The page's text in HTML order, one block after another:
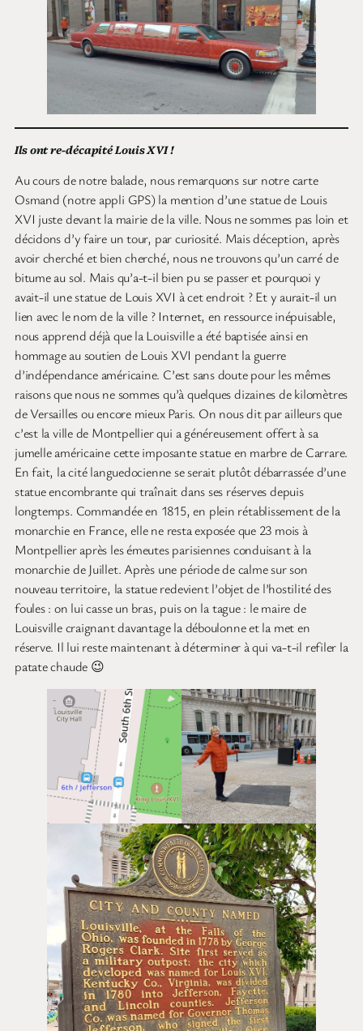
Ils ont re-décapité Louis XVI !
Au cours de notre balade, nous remarquons sur notre carte
Osmand (notre appli GPS) la mention d’une statue de Louis
XVI juste devant la mairie de la ville. Nous ne sommes pas loin et
décidons d’y faire un tour, par curiosité. Mais déception, après
avoir cherché et bien cherché, nous ne trouvons qu’un carré de
bitume au sol. Mais qu’a-t-il bien pu se passer et pourquoi y
avait-il une statue de Louis XVI à cet endroit ? Et y aurait-il un
lien avec le nom de la ville ? Internet, en ressource inépuisable,
nous apprend déjà que la Louisville a été baptisée ainsi en
hommage au soutien de Louis XVI pendant la guerre
d’indépendance américaine. C’est sans doute pour les mêmes
raisons que nous ne sommes qu’à quelques dizaines de kilomètres
de Versailles ou encore mieux Paris. On nous dit par ailleurs que
c’est la ville de Montpellier qui a généreusement offert à sa
jumelle américaine cette imposante statue en marbre de Carrare.
En fait, la cité languedocienne se serait plutôt débarrassée d’une
statue encombrante qui traînait dans ses réserves depuis
longtemps. Commandée en 1815, en plein rétablissement de la
monarchie en France, elle ne resta exposée que 23 mois à
Montpellier après les émeutes parisiennes conduisant à la
monarchie de Juillet. Après une période de calme sur son
nouveau territoire, la statue redevient l’objet de l’hostilité des
foules : on lui casse un bras, puis on la tague : le maire de
Louisville craignant davantage la déboulonne et la met en
réserve. Il lui reste maintenant à déterminer à qui va-t-il refiler la
patate chaude 😉